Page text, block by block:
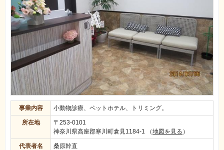
事業内容 小動物診療、ペットホテル、トリミング。
所在地
〒253-0101
神奈川県高座郡寒川町倉見1184-1
（地図を見る ）
代表者名 桑原幹直